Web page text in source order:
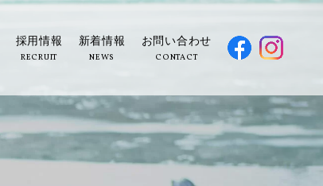
採用情報
RECRUIT
新着情報
NEWS
お問い合わせ
CONTACT